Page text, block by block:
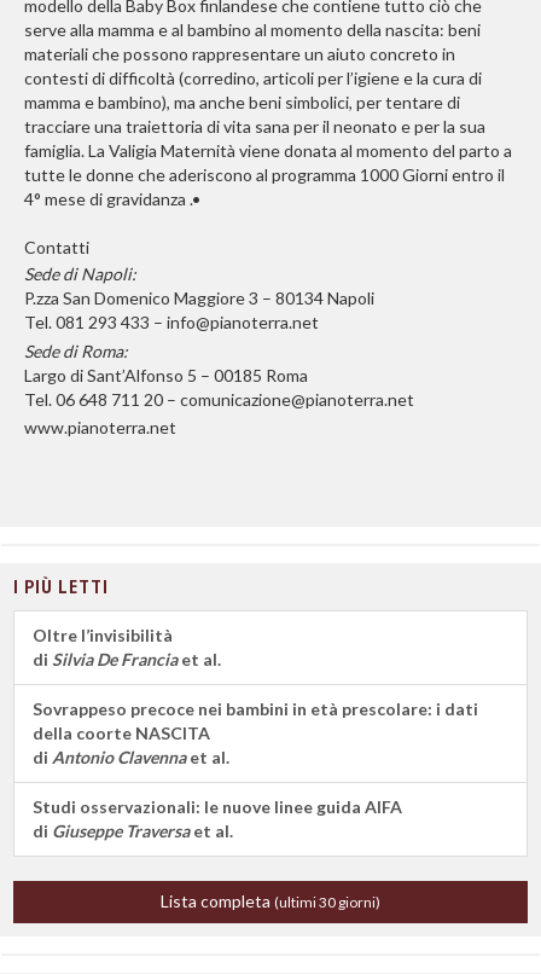
modello della Baby Box finlandese che contiene tutto ciò che
serve alla mamma e al bambino al momento della nascita: beni
materiali che possono rappresentare un aiuto concreto in
contesti di difficoltà (corredino, articoli per l’igiene e la cura di
mamma e bambino), ma anche beni simbolici, per tentare di
tracciare una traiettoria di vita sana per il neonato e per la sua
famiglia. La Valigia Maternità viene donata al momento del parto a
tutte le donne che aderiscono al programma 1000 Giorni entro il
4° mese di gravidanza .•
Contatti
Sede di Napoli:
P.zza San Domenico Maggiore 3 – 80134 Napoli
Tel. 081 293 433 – info@pianoterra.net
Sede di Roma:
Largo di Sant’Alfonso 5 – 00185 Roma
Tel. 06 648 711 20 – comunicazione@pianoterra.net
www.pianoterra.net
I PIÙ LETTI
Oltre l’invisibilità
di Silvia De Franciaet al.
Sovrappeso precoce nei bambini in età prescolare: i dati
della coorte NASCITA
di Antonio Clavennaet al.
Studi osservazionali: le nuove linee guida AIFA
di Giuseppe Traversaet al.
Lista completa (ultimi 30 giorni)